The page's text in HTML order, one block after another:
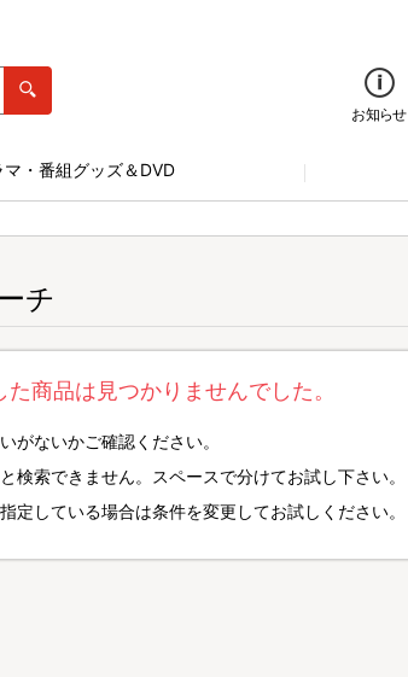
お知らせ
マ・番組グッズ＆DVD
チ
商品は見つかりませんでした。
がないかご確認ください。
検索できません。スペースで分けてお試し下さい。
定している場合は条件を変更してお試しください。